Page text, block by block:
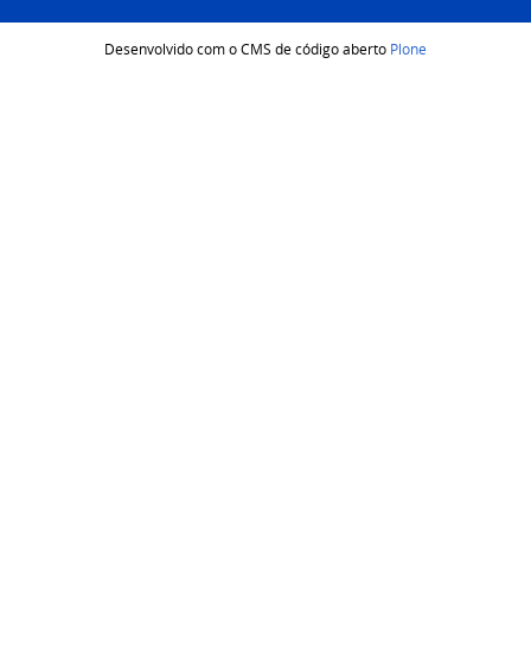
Desenvolvido com o CMS de código aberto Plone